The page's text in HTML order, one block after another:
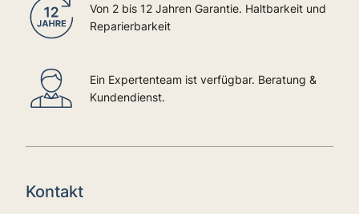
Von 2 bis 12 Jahren Garantie. Haltbarkeit und
Reparierbarkeit
Ein Expertenteam ist verfügbar. Beratung &
Kundendienst.
Kontakt